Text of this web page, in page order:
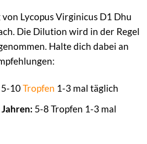
Lycopus Virginicus D1 Dhu
Die Dilution wird in der Regel
Halte dich dabei an
5-10Tropfen 1-3 mal täglich
5-8 Tropfen 1-3 mal